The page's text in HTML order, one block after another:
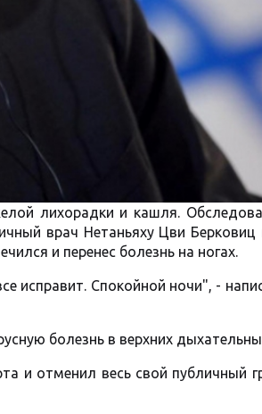
лихорадки и кашля.
врач Нетаньяху Цви Берковиц
и перенес болезнь на ногах.
исправит. Спокойной ночи", -
болезнь в верхних
и отменил весь свой публичный